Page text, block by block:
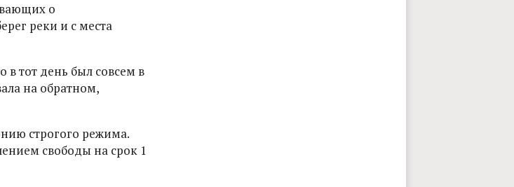
о
реки и с места
в тот день был совсем в
на обратном,
строгого режима.
свободы на срок 1